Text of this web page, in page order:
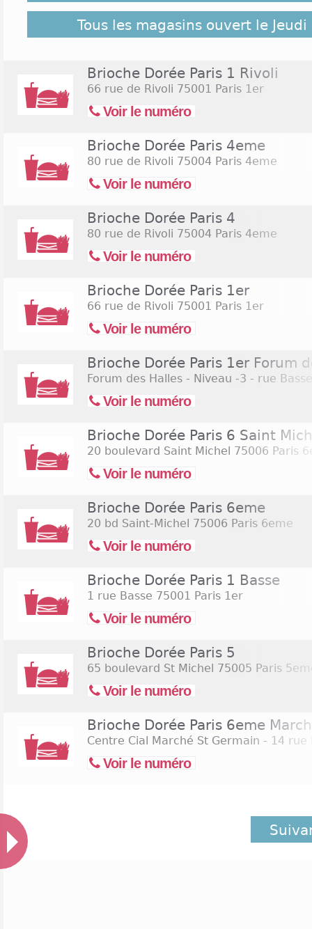
Commerces.com :390 Restaurants Brioche Dorée
Tous les magasins ouvert le
Brioche Dorée Paris 1 Rivoli
66 rue de Rivoli 75001 Paris 1er
Voir le numéro
Brioche Dorée Paris 4eme
80 rue de Rivoli 75004 Paris 4eme
Voir le numéro
Brioche Dorée Paris 4
80 rue de Rivoli 75004 Paris 4eme
Voir le numéro
Brioche Dorée Paris 1er
66 rue de Rivoli 75001 Paris 1er
Voir le numéro
Brioche Dorée Paris 1er Forum
Forum des Halles - Niveau -3 - rue Basse
Voir le numéro
Brioche Dorée Paris 6 Saint
20 boulevard Saint Michel 75006 Paris
Voir le numéro
Brioche Dorée Paris 6eme
20 bd Saint-Michel 75006 Paris 6eme
Voir le numéro
Brioche Dorée Paris 1 Basse
1 rue Basse 75001 Paris 1er
Voir le numéro
Brioche Dorée Paris 5
65 boulevard St Michel 75005 Paris
Voir le numéro
Brioche Dorée Paris 6eme
Centre Cial Marché St Germain - 14 rue
Voir le numéro